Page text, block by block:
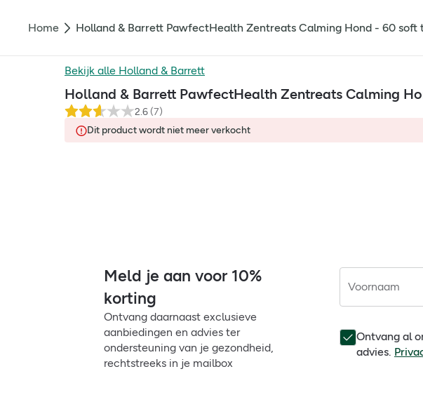
Home Holland & Barrett PawfectHealth Zentreats Calming Hond - 60 soft
Bekijk alle Holland & Barrett
Holland & Barrett PawfectHealth Zentreats Calming
2.6(7)
Dit product wordt niet meer verkocht
Meld je aan voor 10%
korting
Ontvang daarnaast exclusieve
aanbiedingen en advies ter
ondersteuning van je gezondheid,
rechtstreeks in je mailbox
Voornaam
Ontvang al
advies.